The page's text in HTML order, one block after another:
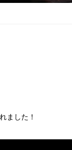
ました！